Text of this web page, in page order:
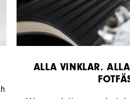
ALLA VINKLAR.